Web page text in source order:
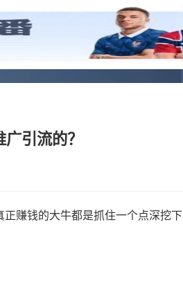
引流的？
赚钱的大牛都是抓住一个点深挖下